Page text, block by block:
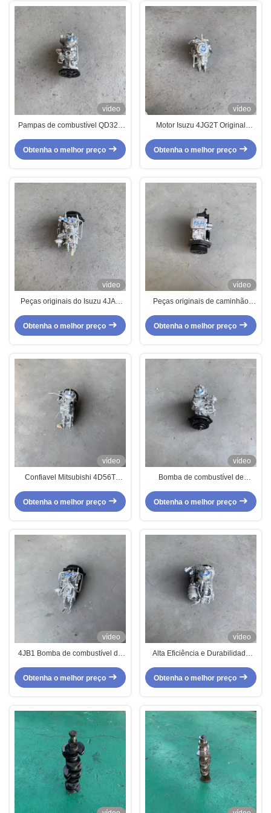
vídeo
Pampas de combustível QD32T
motor da Nissan
Obtenha o melhor preço
vídeo
Motor Isuzu 4JG2T Original
Peças de Camião Japonês
Obtenha o melhor preço
vídeo
Peças originais do Isuzu 4JA1
Obtenha o melhor preço
vídeo
Peças originais de caminhão
Obtenha o melhor preço
vídeo
Confiavel Mitsubishi 4D56T
Melhorar o desempenho do seu
motor
Obtenha o melhor preço
vídeo
Bomba de combustível de
melhorar o desempenho do
motor
Obtenha o melhor preço
vídeo
4JB1 Bomba de combustível de
desempenho do motor
Obtenha o melhor preço
vídeo
Alta Eficiência e Durabilidade
4M40T Japonesa Original
Obtenha o melhor preço